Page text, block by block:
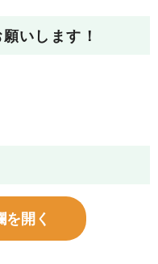
いします！
を開く